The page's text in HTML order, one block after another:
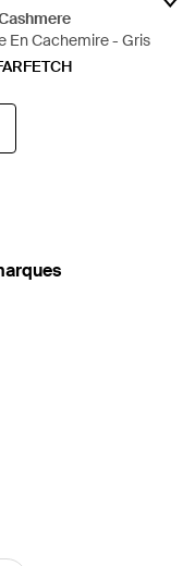
En Cachemire - Gris